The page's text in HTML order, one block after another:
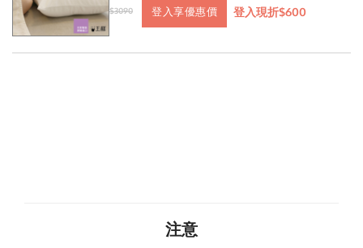
$3090 登入享優惠價 登入現折$600
注意